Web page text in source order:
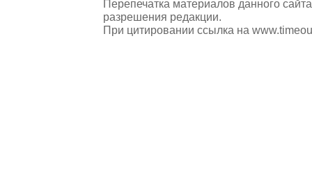
Перепечатка материалов данного
разрешения редакции.
При цитировании ссылка на